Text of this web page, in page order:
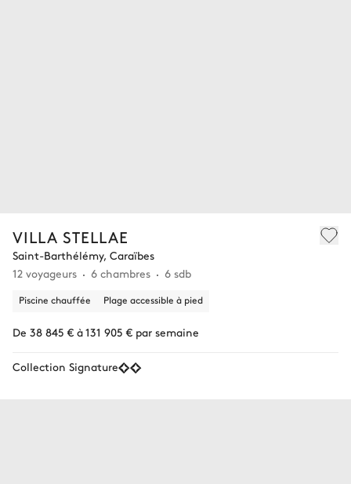
VILLA STELLAE
Saint-Barthélémy, Caraïbes
12 voyageurs
6 chambres 6 sdb
Piscine chauffée Plage accessible à pied
De 38 845 € à 131 905 € par semaine
Collection Signature